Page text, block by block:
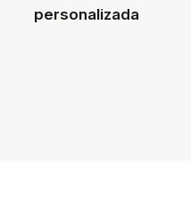
personalizada